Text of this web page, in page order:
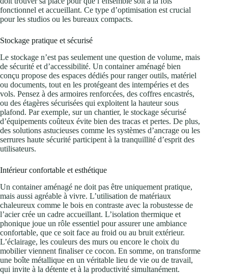
fonctionnel et accueillant. Ce type d’optimisation est crucial
pour les studios ou les bureaux compacts.
Stockage pratique et sécurisé
Le stockage n’est pas seulement une question de volume, mais
de sécurité et d’accessibilité. Un container aménagé bien
conçu propose des espaces dédiés pour ranger outils, matériel
ou documents, tout en les protégeant des intempéries et des
vols. Pensez à des armoires renforcées, des coffres encastrés,
ou des étagères sécurisées qui exploitent la hauteur sous
plafond. Par exemple, sur un chantier, le stockage sécurisé
d’équipements coûteux évite bien des tracas et pertes. De plus,
des solutions astucieuses comme les systèmes d’ancrage ou les
serrures haute sécurité participent à la tranquillité d’esprit des
utilisateurs.
Intérieur confortable et esthétique
Un container aménagé ne doit pas être uniquement pratique,
mais aussi agréable à vivre. L’utilisation de matériaux
chaleureux comme le bois en contraste avec la robustesse de
l’acier crée un cadre accueillant. L’isolation thermique et
phonique joue un rôle essentiel pour assurer une ambiance
confortable, que ce soit face au froid ou au bruit extérieur.
L’éclairage, les couleurs des murs ou encore le choix du
mobilier viennent finaliser ce cocon. En somme, on transforme
une boîte métallique en un véritable lieu de vie ou de travail,
qui invite à la détente et à la productivité simultanément.